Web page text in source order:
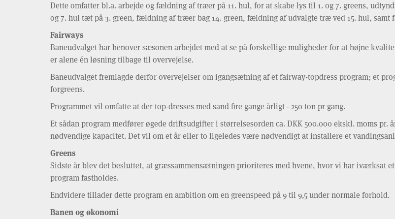
Dette omfatter bl.a. arbejde og fældning af træer på 11. hul, for at skabe lys til 1. og 7. greens,
og 7. hul tæt på 3. green, fældning af træer bag 14. green, fældning af udvalgte træ ved 15. hul, samt
Fairways
Baneudvalget har henover sæsonen arbejdet med at se på forskellige muligheder for at højne
er alene én løsning tilbage til overvejelse.
Baneudvalget fremlagde derfor overvejelser om igangsætning af et fairway-topdress program; et
forgreens.
Programmet vil omfatte at der top-dresses med sand fire gange årligt - 250 ton pr gang.
Et sådan program medfører øgede driftsudgifter i størrelsesorden ca. DKK 500.000 ekskl. moms
nødvendige kapacitet. Det vil om et år eller to ligeledes være nødvendigt at installere et
Greens
Sidste år blev det besluttet, at græssammensætningen prioriteres med hvene, hvor vi har iværksat
program fastholdes.
Endvidere tillader dette program en ambition om en greenspeed på 9 til 9,5 under normale forhold.
Banen og økonomi